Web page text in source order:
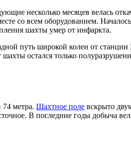
несколько месяцев велась
со всем оборудованием.
шахты умер от инфаркта.
путь широкой колеи от
шахты остался только
74 метра. Шахтное поле вскрыто
В последние годы добыча